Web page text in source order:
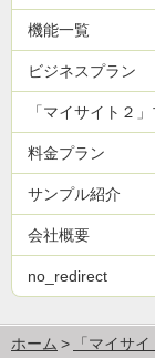
機能一覧
ビジネスプラン
「マイサイト２
料金プラン
サンプル紹介
会社概要
no_redirect
ホーム 「マイサ